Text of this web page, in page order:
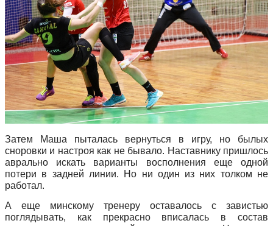
Затем Маша пыталась вернуться в игру, но былых
сноровки и настроя как не бывало. Наставнику пришлось
аврально искать варианты восполнения еще одной
потери в задней линии. Но ни один из них толком не
работал.
А еще минскому тренеру оставалось с завистью
поглядывать, как прекрасно вписалась в состав